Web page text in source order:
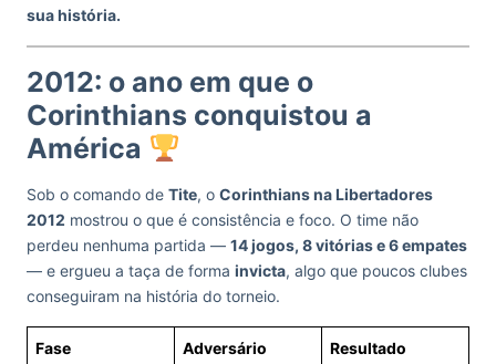
sua história.
2012: o ano em que o
Corinthians conquistou a
América
Sob o comando de Tite, o Corinthians na Libertadores
2012 mostrou o que é consistência e foco. O time não
perdeu nenhuma partida — 14 jogos, 8 vitórias e 6 empates
— e ergueu a taça de forma invicta, algo que poucos clubes
conseguiram na história do torneio.
Fase Adversário Resultado